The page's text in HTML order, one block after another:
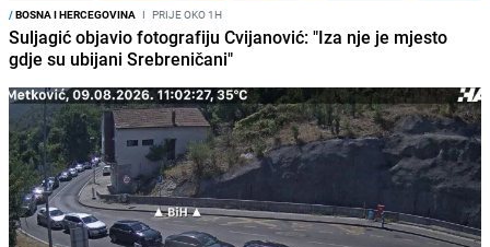
/BOSNA I HERCEGOVINA I PRIJE OKO 1H
Suljagić objavio fotografiju Cvijanović: "Iza nje je mjesto
gdje su ubijani Srebreničani"